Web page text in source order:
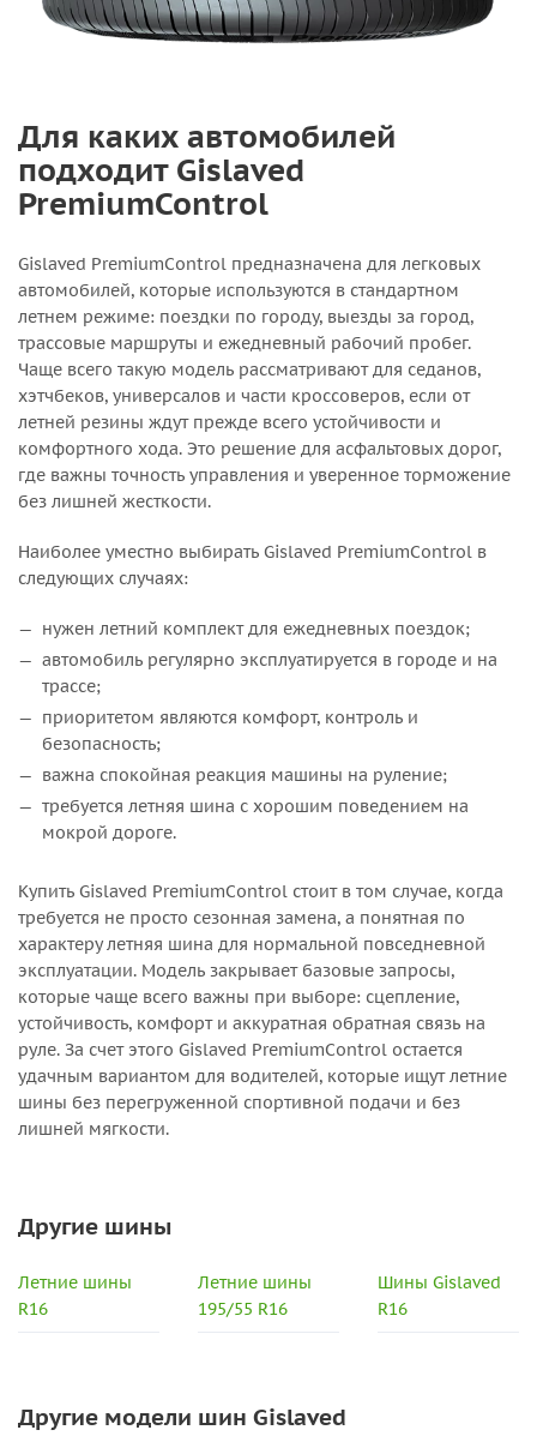
Для каких автомобилей
подходит Gislaved
PremiumControl
Gislaved PremiumControl предназначена для легковых
автомобилей, которые используются в стандартном
летнем режиме: поездки по городу, выезды за город,
трассовые маршруты и ежедневный рабочий пробег.
Чаще всего такую модель рассматривают для седанов,
хэтчбеков, универсалов и части кроссоверов, если от
летней резины ждут прежде всего устойчивости и
комфортного хода. Это решение для асфальтовых дорог,
где важны точность управления и уверенное торможение
без лишней жесткости.
Наиболее уместно выбирать Gislaved PremiumControl в
следующих случаях:
нужен летний комплект для ежедневных поездок;
автомобиль регулярно эксплуатируется в городе и на
трассе;
приоритетом являются комфорт, контроль и
безопасность;
важна спокойная реакция машины на руление;
требуется летняя шина с хорошим поведением на
мокрой дороге.
Купить Gislaved PremiumControl стоит в том случае, когда
требуется не просто сезонная замена, а понятная по
характеру летняя шина для нормальной повседневной
эксплуатации. Модель закрывает базовые запросы,
которые чаще всего важны при выборе: сцепление,
устойчивость, комфорт и аккуратная обратная связь на
руле. За счет этого Gislaved PremiumControl остается
удачным вариантом для водителей, которые ищут летние
шины без перегруженной спортивной подачи и без
лишней мягкости.
Другие шины
Летние шины
R16
Летние шины
195/55 R16
Шины Gislaved
R16
Другие модели шин Gislaved